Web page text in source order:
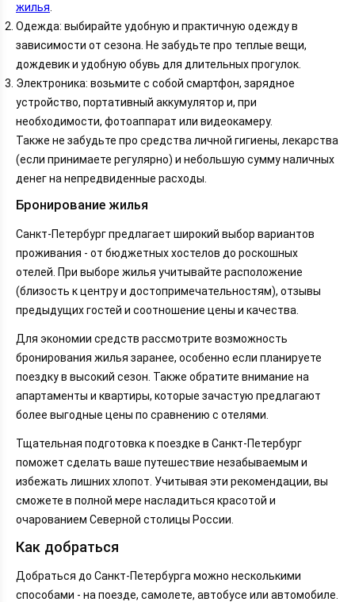
жилья
Одежда: выбирайте удобную и практичную одежду в
зависимости от сезона. Не забудьте про теплые вещи,
дождевик и удобную обувь для длительных прогулок.
Электроника: возьмите с собой смартфон, зарядное
устройство, портативный аккумулятор и, при
необходимости, фотоаппарат или видеокамеру.
Также не забудьте про средства личной гигиены, лекарства
(если принимаете регулярно) и небольшую сумму наличных
денег на непредвиденные расходы.
Бронирование жилья
Санкт-Петербург предлагает широкий выбор вариантов
проживания - от бюджетных хостелов до роскошных
отелей. При выборе жилья учитывайте расположение
(близость к центру и достопримечательностям), отзывы
предыдущих гостей и соотношение цены и качества.
Для экономии средств рассмотрите возможность
бронирования жилья заранее, особенно если планируете
поездку в высокий сезон. Также обратите внимание на
апартаменты и квартиры, которые зачастую предлагают
более выгодные цены по сравнению с отелями.
Тщательная подготовка к поездке в Санкт-Петербург
поможет сделать ваше путешествие незабываемым и
избежать лишних хлопот. Учитывая эти рекомендации, вы
сможете в полной мере насладиться красотой и
очарованием Северной столицы России.
Как добраться
Добраться до Санкт-Петербурга можно несколькими
способами - на поезде, самолете, автобусе или автомобиле.